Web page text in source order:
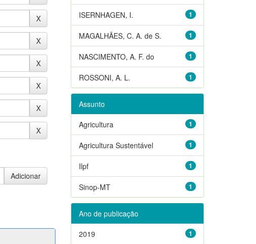
1
ISERNHAGEN, I.
1
MAGALHÃES, C. A. de S.
1
NASCIMENTO, A. F. do
1
ROSSONI, A. L.
Assunto
1
Agricultura
1
Agricultura Sustentável
1
Ilpf
1
Sinop-MT
Ano de publicação
1
2019